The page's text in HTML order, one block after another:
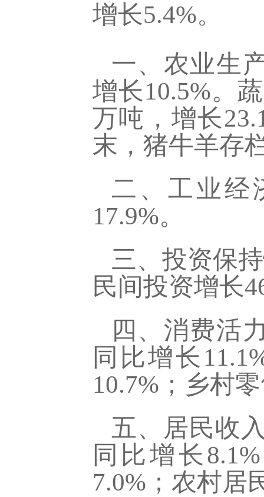
增长5.4%。
一、农业生
增长10.5%。
万吨，增长
末，猪牛羊存
二、工业经
17.9%。
三、投资保
民间投资增长
四、消费活
同比增长
10.7%；乡村
五、居民收
同比增长
7.0%；农村居